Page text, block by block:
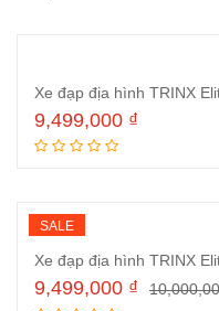
Xe đạp địa hình TRINX
9,499,000 ₫
SALE
Xe đạp địa hình TRINX
9,499,000 ₫